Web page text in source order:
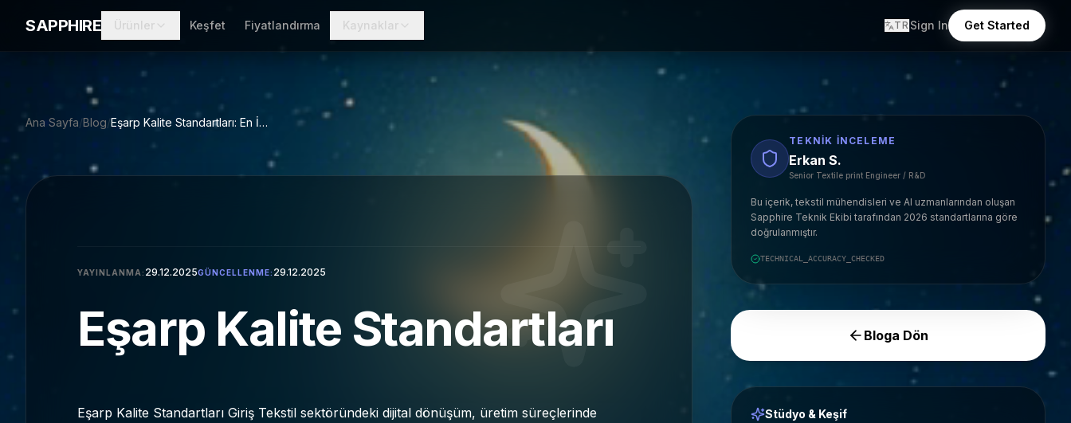
Skip to main content
SAPPHIRE Ürünler Keşfet Fiyatlandırma Kaynaklar TR Sign In Get Started
Ana Sayfa/Blog/ Eşarp Kalite Standartları: En İyi Seçimi Yapın
YAYINLANMA: 29.12.2025GÜNCELLENME: 29.12.2025
Eşarp Kalite Standartları
Eşarp Kalite Standartları Giriş Tekstil sektöründeki dijital dönüşüm, üretim süreçlerinde
TEKNIK İNCELEME
Erkan S.
Senior Textile print Engineer / R&D
Bu içerik, tekstil mühendisleri ve AI uzmanlarından oluşan
Sapphire Teknik Ekibi tarafından 2026 standartlarına göre
doğrulanmıştır.
TECHNICAL_ACCURACY_CHECKED
Bloga Dön
Stüdyo & Keşif